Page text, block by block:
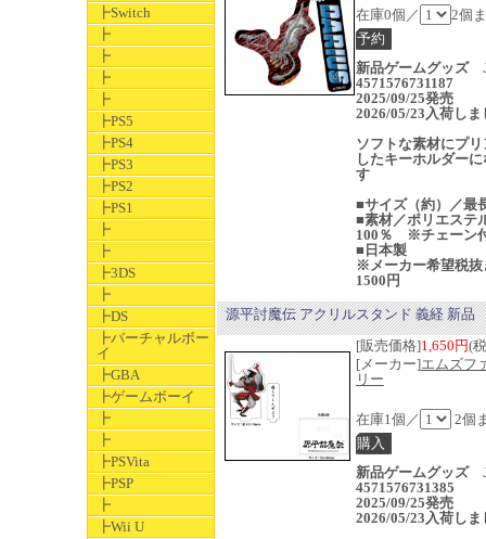
┣Switch
┣
┣
┣
┣
┣PS5
┣PS4
┣PS3
┣PS2
┣PS1
┣
┣
┣3DS
┣
┣DS
┣バーチャルボー
イ
┣GBA
┣ゲームボーイ
┣
┣
┣PSVita
┣PSP
┣
┣Wii U
在庫0個／ 2個
新品ゲームグッズ
4571576731187
2025/09/25発売
2026/05/23入荷しま
ソフトな素材にプ
したキーホルダー
す
■サイズ（約）／最
■素材／ポリエステ
100％ ※チェーン
■日本製
※メーカー希望税抜
1500円
源平討魔伝 アクリルスタンド 義経 新品
[販売価格]1,650円(
[メーカー]エムズフ
リー
在庫1個／ 2個
新品ゲームグッズ
4571576731385
2025/09/25発売
2026/05/23入荷しま